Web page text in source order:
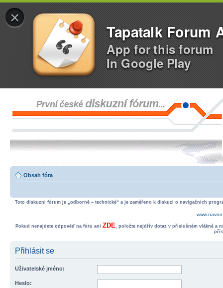
×
Tapatalk Forum
App for this forum
In Google Play
Obsah fóra
Toto diskuzní fórum je „odborně – technické“ a je zaměřeno k diskuzi o navigačních
Pokud nenajdete odpověď na fóru ani ZDE, položte nejdřív dotaz v příslušném vlákně a
Přihlásit se
Uživatelské jméno:
Heslo: